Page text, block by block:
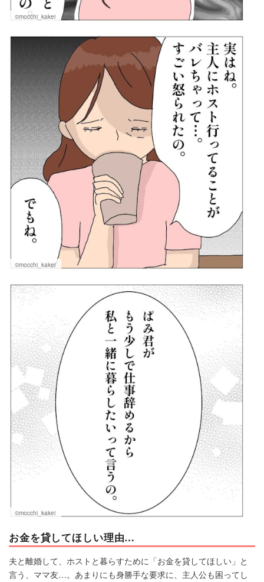
©mocchi_kakei
©mocchi_kakei
©mocchi_kakei
お金を貸してほしい理由…
夫と離婚して、ホストと暮らすために「お金を貸してほしい」と
言う、ママ友…。あまりにも身勝手な要求に、主人公も困ってし